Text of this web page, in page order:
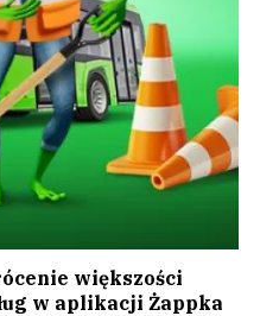
większości
w aplikacji Żappka